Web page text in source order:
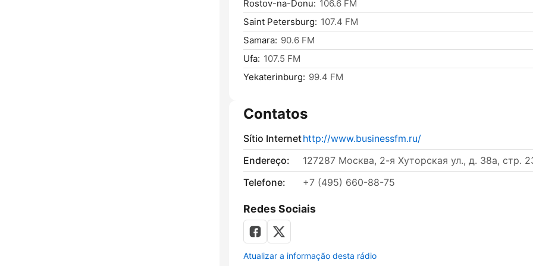
Rostov-na-Donu: 106.6 FM
Saint Petersburg: 107.4 FM
Samara: 90.6 FM
Ufa: 107.5 FM
Yekaterinburg: 99.4 FM
Contatos
Sítio Internethttp://www.businessfm.ru/
Endereço:
127287 Москва, 2-я Хуторская ул., д. 38а, стр.
Telefone:
+7 (495) 660-88-75
Redes Sociais
Atualizar a informação desta rádio